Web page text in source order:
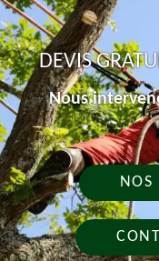
DEVIS
Nous
NOS